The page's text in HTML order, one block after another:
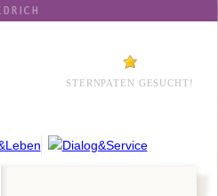
STERNPATEN GESUCHT!